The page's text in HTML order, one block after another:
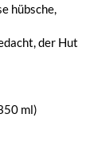
hübsche,
der Hut
ml)